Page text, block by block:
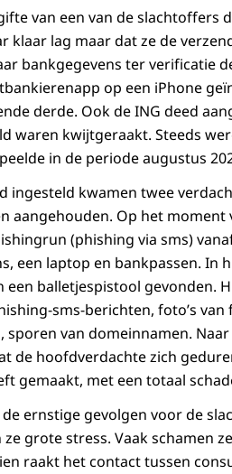
van een van de slachtoffers
klaar lag maar dat ze de
bankgegevens ter verificatie
op een iPhone
derde. Ook de ING deed
waren kwijtgeraakt. Steeds
in de periode augustus
ingesteld kwamen twee
aangehouden. Op het moment
(phishing via sms)
een laptop en bankpassen. In
balletjespistool gevonden.
sms-berichten, foto’s
van domeinnamen.
de hoofdverdachte zich
gemaakt, met een totaal
ernstige gevolgen voor de
grote stress. Vaak schamen
raakt het contact tussen